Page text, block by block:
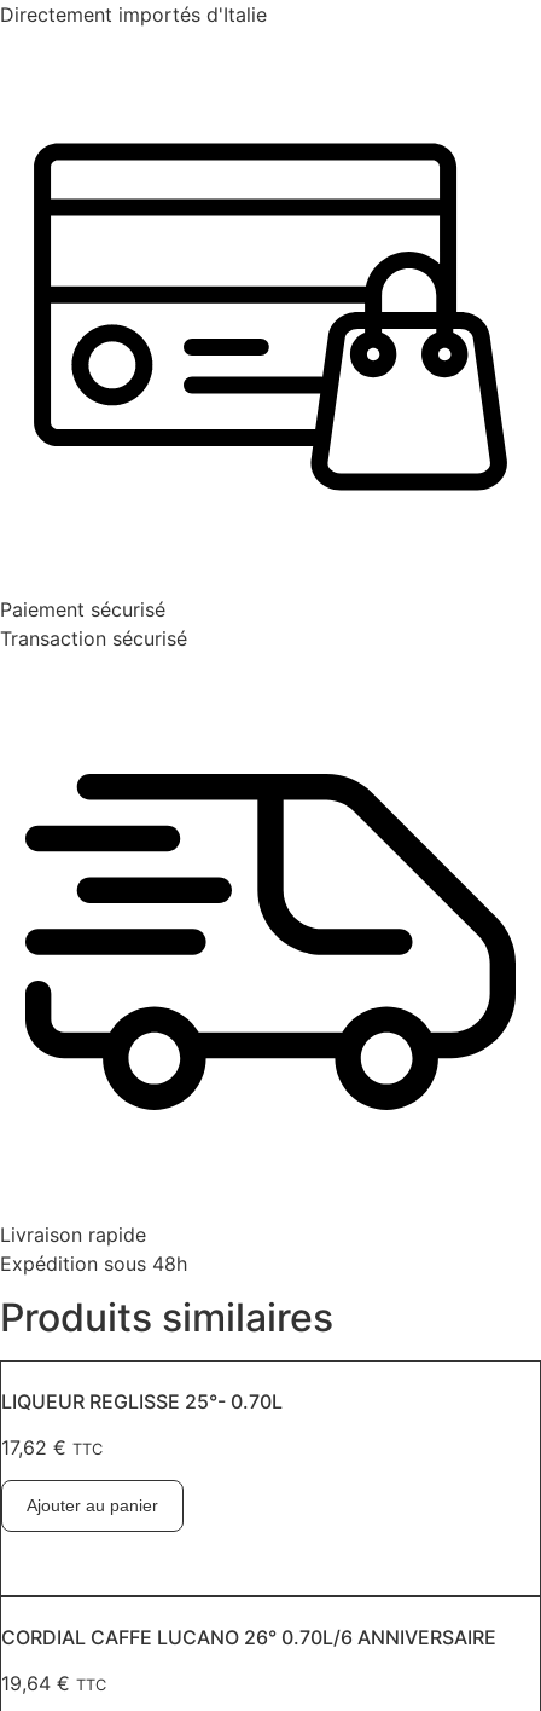
Directement importés d'Italie
Paiement sécurisé
Transaction sécurisé
Livraison rapide
Expédition sous 48h
Produits similaires
LIQUEUR REGLISSE 25°- 0.70L
17,62 € TTC
Ajouter au panier
CORDIAL CAFFE LUCANO 26° 0.70L/6 ANNIVERSAIRE
19,64 € TTC